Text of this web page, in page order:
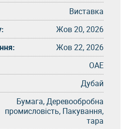
Виставка
Жов 20, 2026
Жов 22, 2026
ОАЕ
Дубай
Бумага, Деревообробна
промисловість, Пакування,
тара